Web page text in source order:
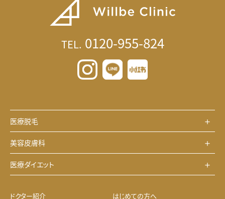
TEL. 0120-955-824
医療脱毛
美容皮膚科
医療ダイエット
ドクター紹介 はじめての方へ